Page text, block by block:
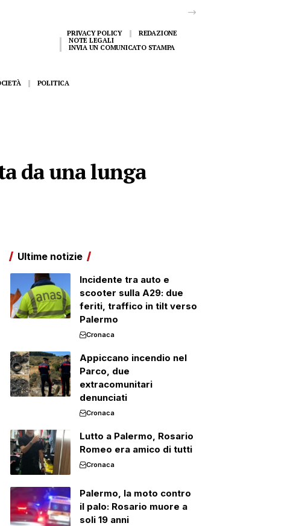
PRIVACY POLICY
REDAZIONE
NOTE LEGALI
INVIA UN COMUNICATO STAMPA
POLITICA
da una lunga
Ultime notizie
Incidente tra auto e
scooter sulla A29: due
feriti, traffico in tilt verso
Palermo
Cronaca
Appiccano incendio nel
Parco, due
extracomunitari
denunciati
Cronaca
Lutto a Palermo, Rosario
Romeo era amico di tutti
Cronaca
Palermo, la moto contro
il palo: Rosario muore a
soli 19 anni